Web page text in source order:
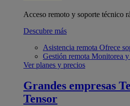
Acceso remoto y soporte técnico
Descubre más
Asistencia remota Ofrece
Gestión remota Monitorea
Ver planes y precios
Grandes empresas
Tensor